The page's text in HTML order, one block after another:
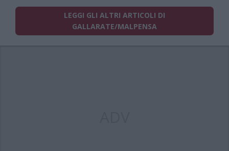
LEGGI GLI ALTRI ARTICOLI DI
GALLARATE/MALPENSA